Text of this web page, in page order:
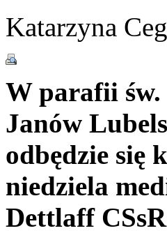
Katarzyna
W parafii św.
Janów
odbędzie się
niedziela
Dettlaff